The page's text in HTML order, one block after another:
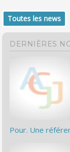
Toutes les news
DERNIÈRES
Pour. Une